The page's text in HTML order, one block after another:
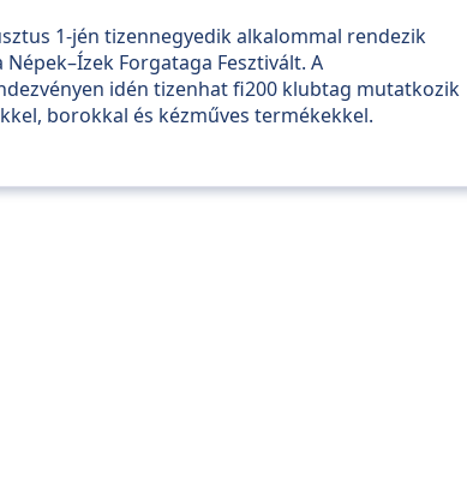
1-jén tizennegyedik alkalommal rendezik
Népek–Ízek Forgataga Fesztivált. A
idén tizenhat fi200 klubtag mutatkozik
borokkal és kézműves termékekkel.